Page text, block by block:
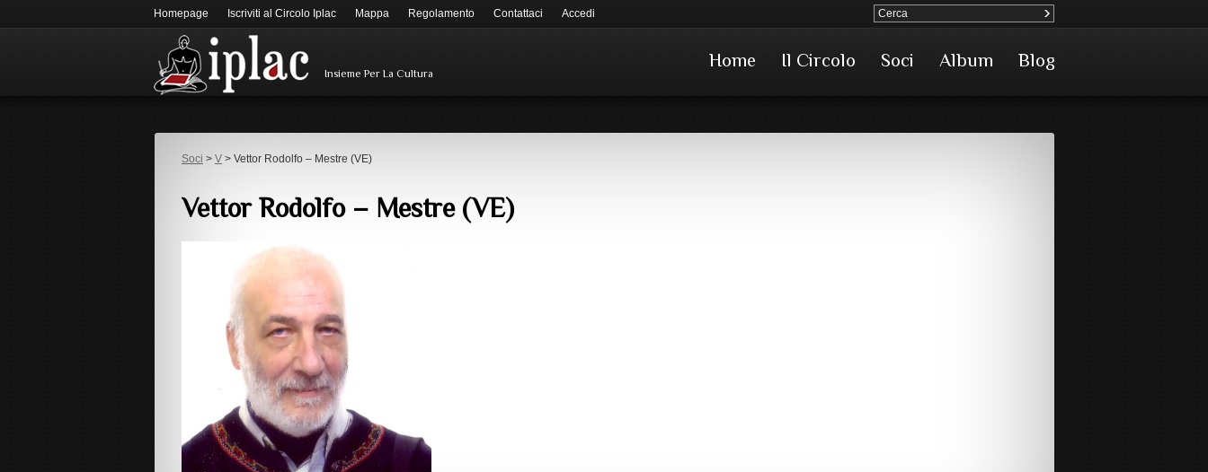
Homepage Iscriviti al Circolo Iplac Mappa Regolamento Contattaci Accedi
Insieme Per La Cultura
Home Il Circolo Soci Album Blog
Soci > V > Vettor Rodolfo – Mestre (VE)
Vettor Rodolfo – Mestre (VE)